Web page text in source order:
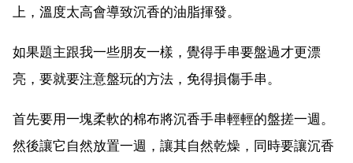
上，溫度太高會導致沉香的油脂揮發。
如果題主跟我一些朋友一樣，覺得手串要盤過才更漂
亮，要就要注意盤玩的方法，免得損傷手串。
首先要用一塊柔軟的棉布將沉香手串輕輕的盤搓一週。
然後讓它自然放置一週，讓其自然乾燥，同時要讓沉香